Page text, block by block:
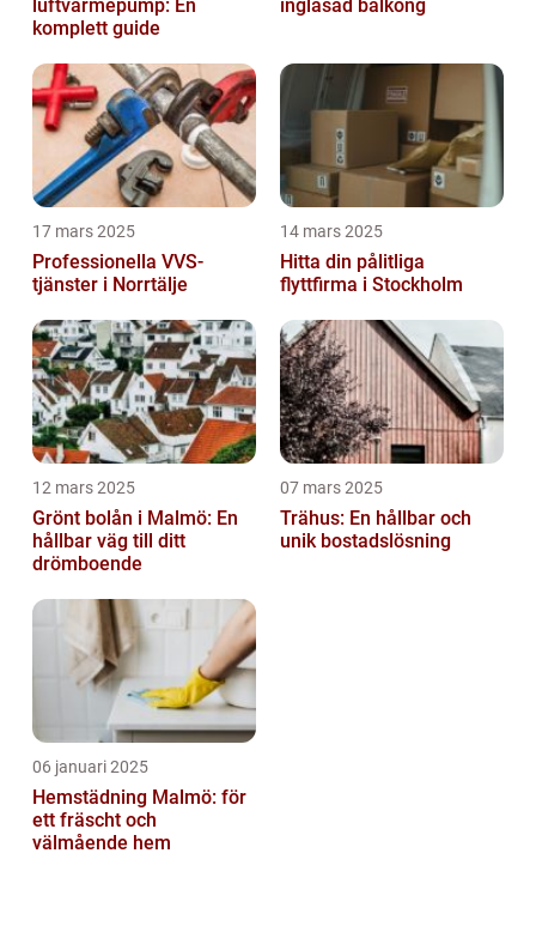
luftvärmepump: En
komplett guide
inglasad balkong
17 mars 2025
Professionella VVS-
tjänster i Norrtälje
14 mars 2025
Hitta din pålitliga
flyttfirma i Stockholm
12 mars 2025
Grönt bolån i Malmö: En
hållbar väg till ditt
drömboende
07 mars 2025
Trähus: En hållbar och
unik bostadslösning
06 januari 2025
Hemstädning Malmö: för
ett fräscht och
välmående hem